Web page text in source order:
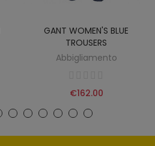
GANT WOMEN'S BLUE
TROUSERS
Abbigliamento
€162.00